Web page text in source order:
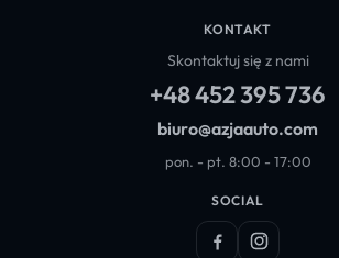
KONTAKT
Skontaktuj się z nami
+48 452 395 736
biuro@azjaauto.com
pon. - pt. 8:00 - 17:00
SOCIAL
FacebookInstagram